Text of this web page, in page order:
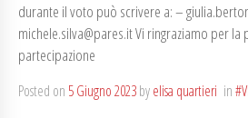
durante il voto può scrivere a: –
michele.silva@pares.it Vi ringraziamo per la
partecipazione
Posted on 5 Giugno 2023byelisa quartieri in